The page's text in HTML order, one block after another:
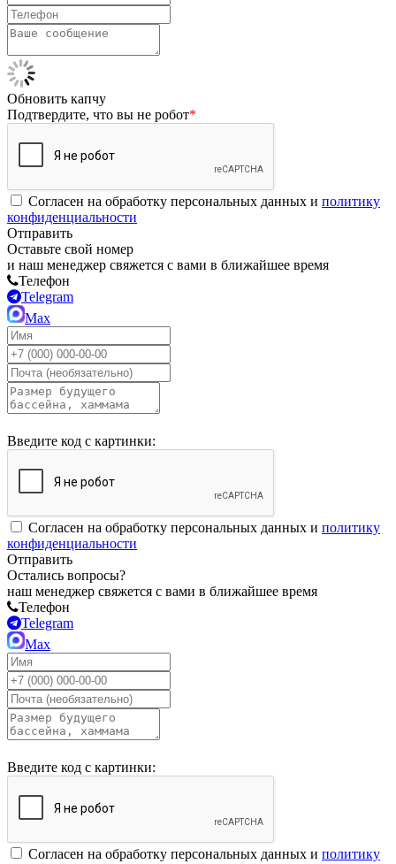
Обновить капчу
Подтвердите, что вы не робот*
Согласен на обработку персональных данных и политику
конфиденциальности
Отправить
Оставьте свой номер
и наш менеджер свяжется с вами в ближайшее время
Телефон
Telegram
Max
Введите код с картинки:
Согласен на обработку персональных данных и политику
конфиденциальности
Отправить
Остались вопросы?
наш менеджер свяжется с вами в ближайшее время
Телефон
Telegram
Max
Введите код с картинки:
Согласен на обработку персональных данных и политику